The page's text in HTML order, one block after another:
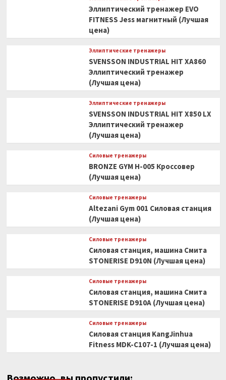
Эллиптический тренажер EVO
FITNESS Jess магнитный (Лучшая
цена)
Эллиптические тренажеры
SVENSSON INDUSTRIAL HIT XA860
Эллиптический тренажер
(Лучшая цена)
Эллиптические тренажеры
SVENSSON INDUSTRIAL HIT X850 LX
Эллиптический тренажер
(Лучшая цена)
Силовые тренажеры
BRONZE GYM H-005 Кроссовер
(Лучшая цена)
Силовые тренажеры
Altezani Gym 001 Силовая станция
(Лучшая цена)
Силовые тренажеры
Силовая станция, машина Смита
STONERISE D910N (Лучшая цена)
Силовые тренажеры
Силовая станция, машина Смита
STONERISE D910A (Лучшая цена)
Силовые тренажеры
Силовая станция KangJinhua
Fitness MDK-C107-1 (Лучшая цена)